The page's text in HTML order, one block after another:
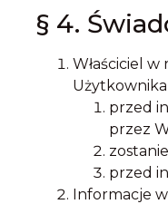
§ 4.
Właściciel
przed
przez
przed
Informacje